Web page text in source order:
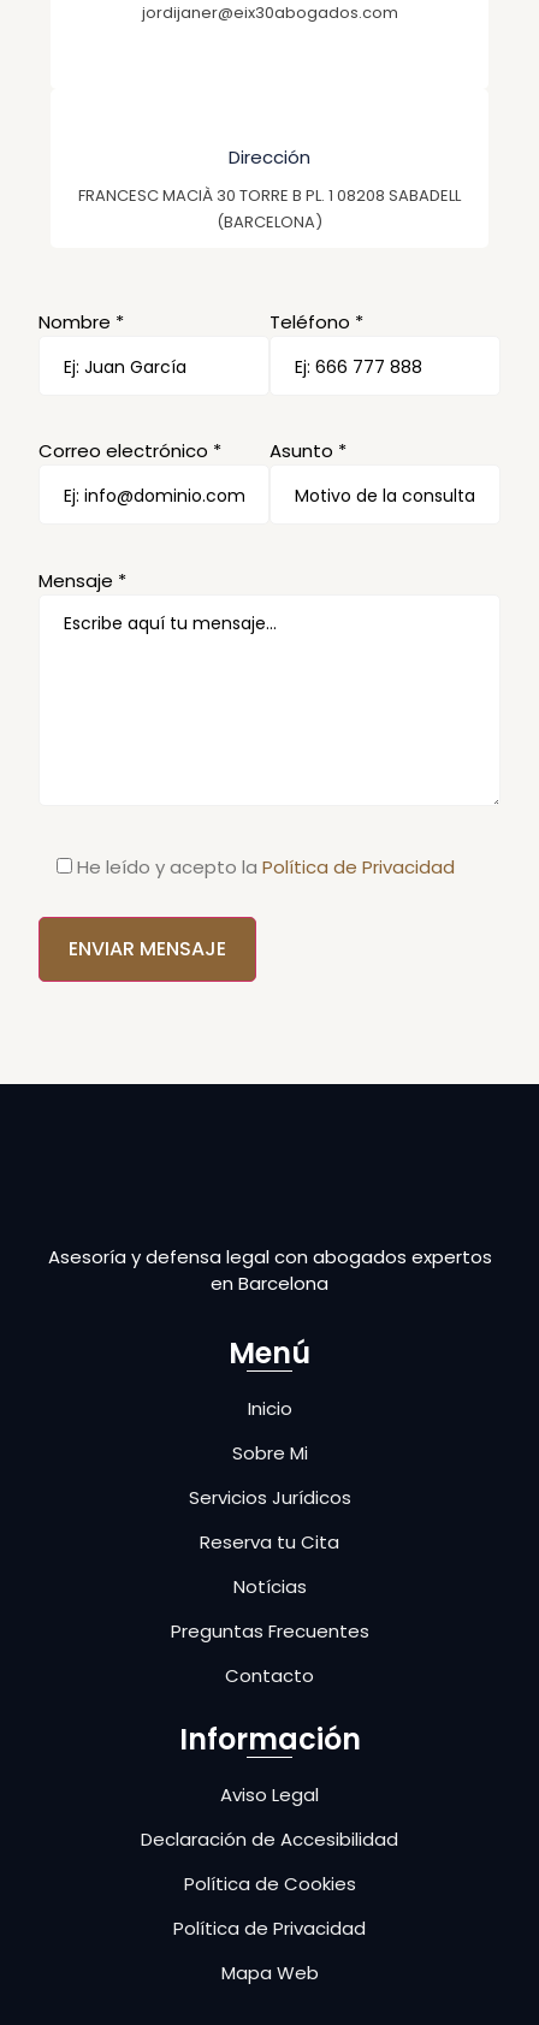
jordijaner@eix30abogados.com
Dirección
FRANCESC MACIÀ 30 TORRE B PL. 1 08208 SABADELL
(BARCELONA)
Nombre * Teléfono *
Correo electrónico * Asunto *
Mensaje *
He leído y acepto laPolítica de Privacidad
Por
favor,
deja
Asesoría y defensa legal con abogados expertos
en Barcelona
Menú
Inicio
Sobre Mi
Servicios Jurídicos
Reserva tu Cita
Notícias
Preguntas Frecuentes
Contacto
Información
Aviso Legal
Declaración de Accesibilidad
Política de Cookies
Política de Privacidad
Mapa Web